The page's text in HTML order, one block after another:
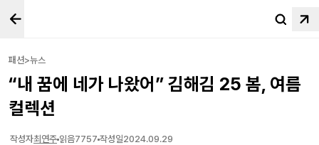
패션>뉴스
“내 꿈에 네가 나왔어” 김해김 25 봄, 여름
컬렉션
작성자최연주 읽음7757 작성일2024.09.29